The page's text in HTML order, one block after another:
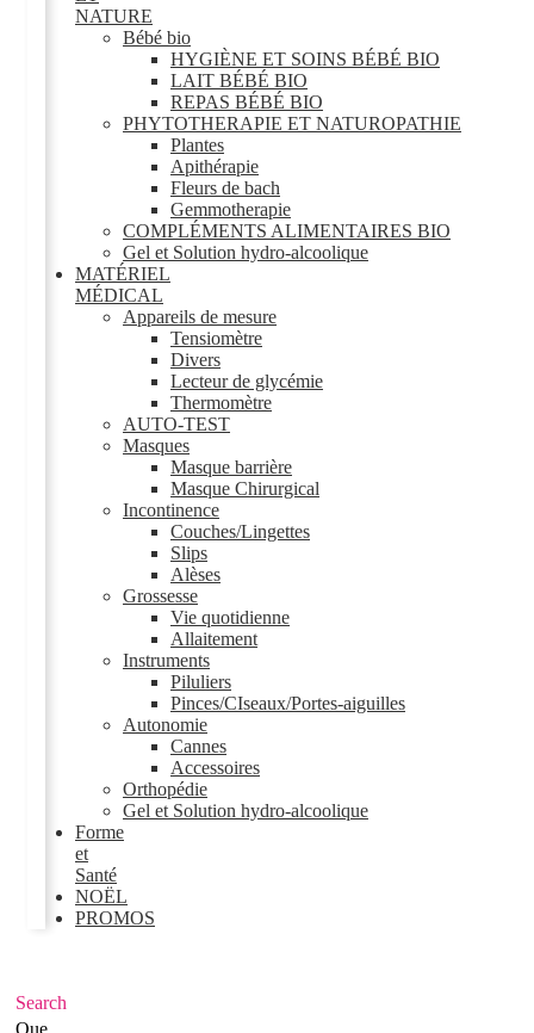
NATURE
Bébé bio
HYGIÈNE ET SOINS BÉBÉ BIO
LAIT BÉBÉ BIO
REPAS BÉBÉ BIO
PHYTOTHERAPIE ET NATUROPATHIE
Plantes
Apithérapie
Fleurs de bach
Gemmotherapie
COMPLÉMENTS ALIMENTAIRES BIO
Gel et Solution hydro-alcoolique
MATÉRIEL
MÉDICAL
Appareils de mesure
Tensiomètre
Divers
Lecteur de glycémie
Thermomètre
AUTO-TEST
Masques
Masque barrière
Masque Chirurgical
Incontinence
Couches/Lingettes
Slips
Alèses
Grossesse
Vie quotidienne
Allaitement
Instruments
Piluliers
Pinces/CIseaux/Portes-aiguilles
Autonomie
Cannes
Accessoires
Orthopédie
Gel et Solution hydro-alcoolique
Forme
et
Santé
NOËL
PROMOS
Search
Que